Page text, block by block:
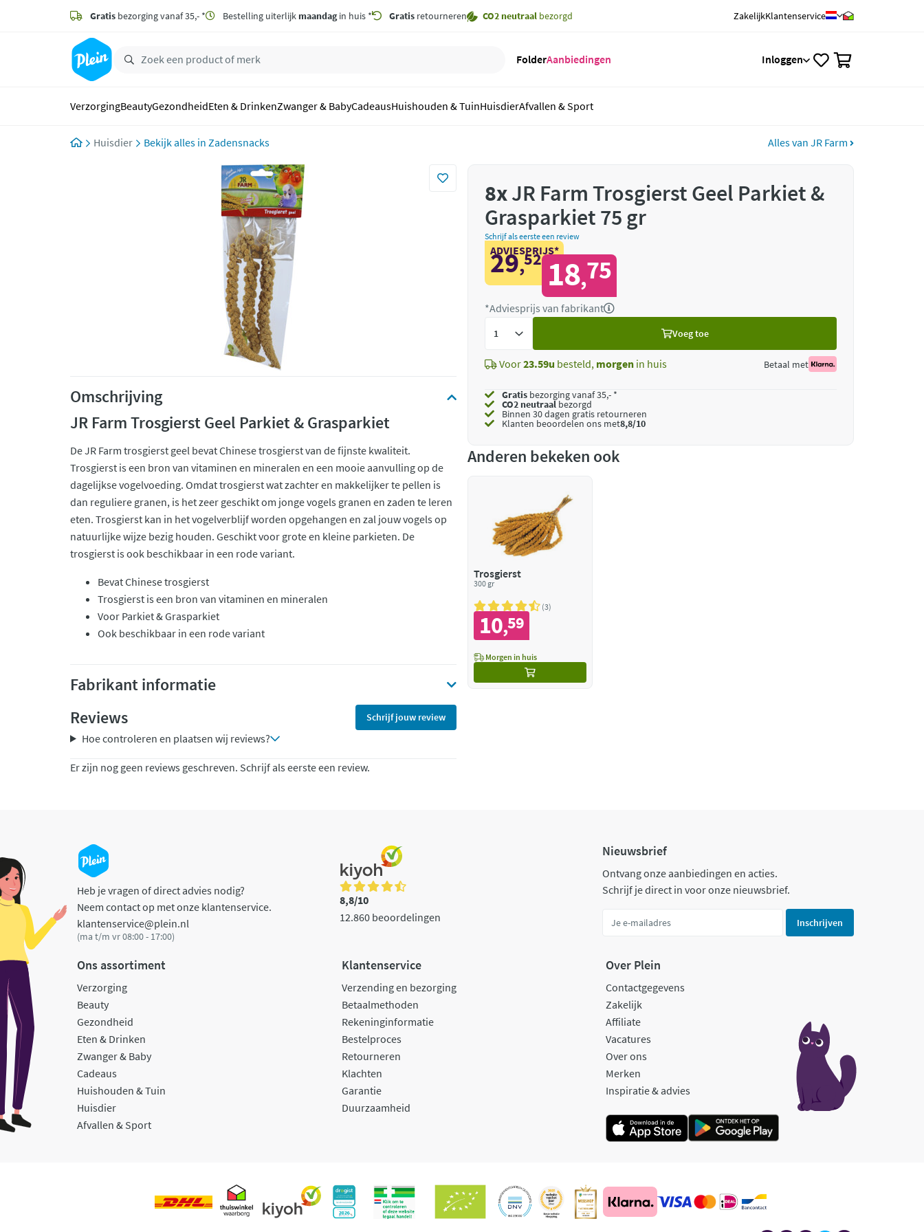
zoeken
hoofdinhoud
Gratis bezorging vanaf 35,- * Bestelling uiterlijk maandagin huis * Gratis retourneren CO2 neutraal bezorgd ZakelijkKlantenservice
FolderAanbiedingen Inloggen
VerzorgingBeautyGezondheidEten & DrinkenZwanger & BabyCadeausHuishouden & TuinHuisdierAfvallen & Sport
Huisdier Zadensnacks Alles van JR Farm
Omschrijving
JR Farm Trosgierst Geel Parkiet & Grasparkiet
De JR Farm trosgierst geel bevat Chinese trosgierst van de fijnste kwaliteit.
Trosgierst is een bron van vitaminen en mineralen en een mooie aanvulling op de
dagelijkse vogelvoeding. Omdat trosgierst wat zachter en makkelijker te pellen is
dan reguliere granen, is het zeer geschikt om jonge vogels granen en zaden te leren
eten. Trosgierst kan in het vogelverblijf worden opgehangen en zal jouw vogels op
natuurlijke wijze bezig houden. Geschikt voor grote en kleine parkieten. De
trosgierst is ook beschikbaar in een rode variant.
Bevat Chinese trosgierst
Trosgierst is een bron van vitaminen en mineralen
Voor Parkiet & Grasparkiet
Ook beschikbaar in een rode variant
Fabrikant informatie
Reviews
Schrijf jouw review
Hoe controleren en plaatsen wij reviews?
Er zijn nog geen reviews geschreven. Schrijf als eerste een review.
8xJR Farm Trosgierst Geel Parkiet &
Grasparkiet 75 gr
Schrijf als eerste een review
ADVIESPRIJS*
29,52 18,75
*Adviesprijs van fabrikant
Voeg toe
Voor23.59u besteld, morgen in huis Betaal met
Gratis bezorging vanaf 35,- *
CO2 neutraalbezorgd
Binnen 30 dagen gratis retourneren
Klanten beoordelen ons met8,8/10
Anderen bekeken ook
Trosgierst
300 gr
3
10,59
Morgen in huis
Heb je vragen of direct advies nodig?
Neem contact op met onze klantenservice.
klantenservice@plein.nl
(ma t/m vr 08:00 - 17:00)
8,8/10
12.860 beoordelingen
Nieuwsbrief
Ontvang onze aanbiedingen en acties.
Schrijf je direct in voor onze nieuwsbrief.
Inschrijven
Ons assortiment
Verzorging
Beauty
Gezondheid
Eten & Drinken
Zwanger & Baby
Cadeaus
Huishouden & Tuin
Huisdier
Afvallen & Sport
Klantenservice
Verzending en bezorging
Betaalmethoden
Rekeninginformatie
Bestelproces
Retourneren
Klachten
Garantie
Duurzaamheid
Over Plein
Contactgegevens
Zakelijk
Affiliate
Vacatures
Over ons
Merken
Inspiratie & advies